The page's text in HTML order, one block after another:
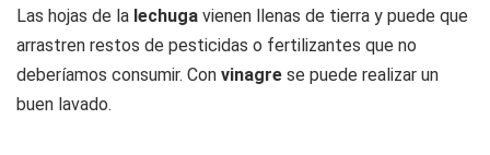
Las hojas de la lechuga vienen llenas de tierra y puede que
arrastren restos de pesticidas o fertilizantes que no
deberíamos consumir. Con vinagre se puede realizar un
buen lavado.